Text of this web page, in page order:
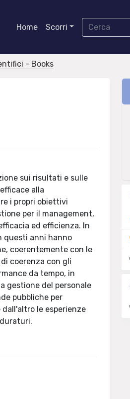
Home Scorri
- Books
sui risultati e sulle
alla
i propri obiettivi
per il management,
ed efficienza. In
questi anni hanno
coerentemente con le
coerenza con gli
da tempo, in
gestione del personale
pubbliche per
le esperienze